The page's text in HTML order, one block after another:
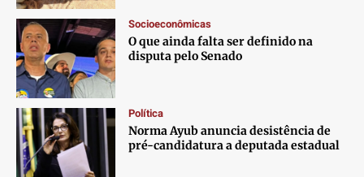
Socioeconômicas
O que ainda falta ser definido na
disputa pelo Senado
Política
Norma Ayub anuncia desistência de
pré-candidatura a deputada estadual